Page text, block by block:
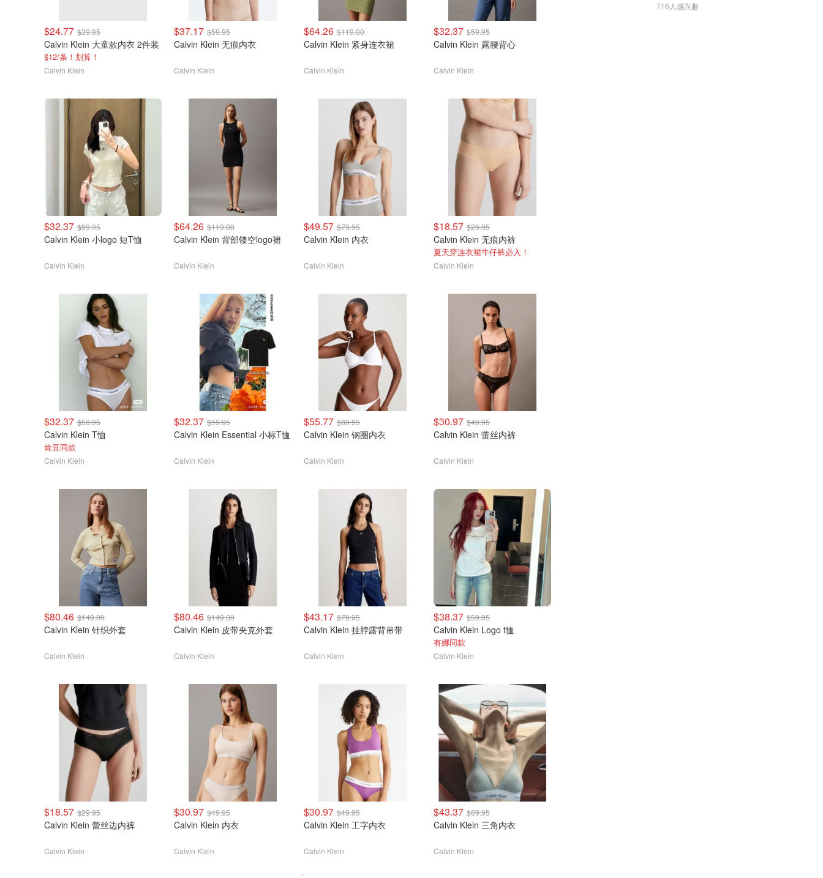
$24.77 $39.95
Calvin Klein 大童款内衣 2件装
$12/条！划算！
Calvin Klein
$37.17 $59.95
Calvin Klein 无痕内衣
Calvin Klein
$64.26 $119.00
Calvin Klein 紧身连衣裙
Calvin Klein
$32.37 $59.95
Calvin Klein 露腰背心
Calvin Klein
$32.37 $59.95
Calvin Klein 小logo 短T恤
Calvin Klein
$64.26 $119.00
Calvin Klein 背部镂空logo裙
Calvin Klein
$49.57 $79.95
Calvin Klein 内衣
Calvin Klein
$18.57 $29.95
Calvin Klein 无痕内裤
夏天穿连衣裙牛仔裤必入！
Calvin Klein
$32.37 $59.95
Calvin Klein T恤
肯豆同款
Calvin Klein
$32.37 $59.95
Calvin Klein Essential 小标T恤
Calvin Klein
$55.77 $89.95
Calvin Klein 钢圈内衣
Calvin Klein
$30.97 $49.95
Calvin Klein 蕾丝内裤
Calvin Klein
$80.46 $149.00
Calvin Klein 针织外套
Calvin Klein
$80.46 $149.00
Calvin Klein 皮带夹克外套
Calvin Klein
$43.17 $79.95
Calvin Klein 挂脖露背吊带
Calvin Klein
$38.37 $59.95
Calvin Klein Logo t恤
有娜同款
Calvin Klein
$18.57 $29.95
Calvin Klein 蕾丝边内裤
Calvin Klein
$30.97 $49.95
Calvin Klein 内衣
Calvin Klein
$30.97 $49.95
Calvin Klein 工字内衣
Calvin Klein
$43.37 $69.95
Calvin Klein 三角内衣
Calvin Klein
716人感兴趣